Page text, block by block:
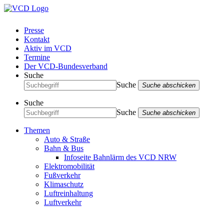
Presse
Kontakt
Aktiv im VCD
Termine
Der VCD-Bundesverband
Suche
Suche
Suche abschicken
Suche
Suche
Suche abschicken
Themen
Auto & Straße
Bahn & Bus
Infoseite Bahnlärm des VCD NRW
Elektromobilität
Fußverkehr
Klimaschutz
Luftreinhaltung
Luftverkehr